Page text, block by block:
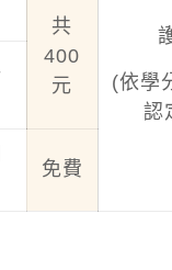
共
400
元
(依學
認
免費